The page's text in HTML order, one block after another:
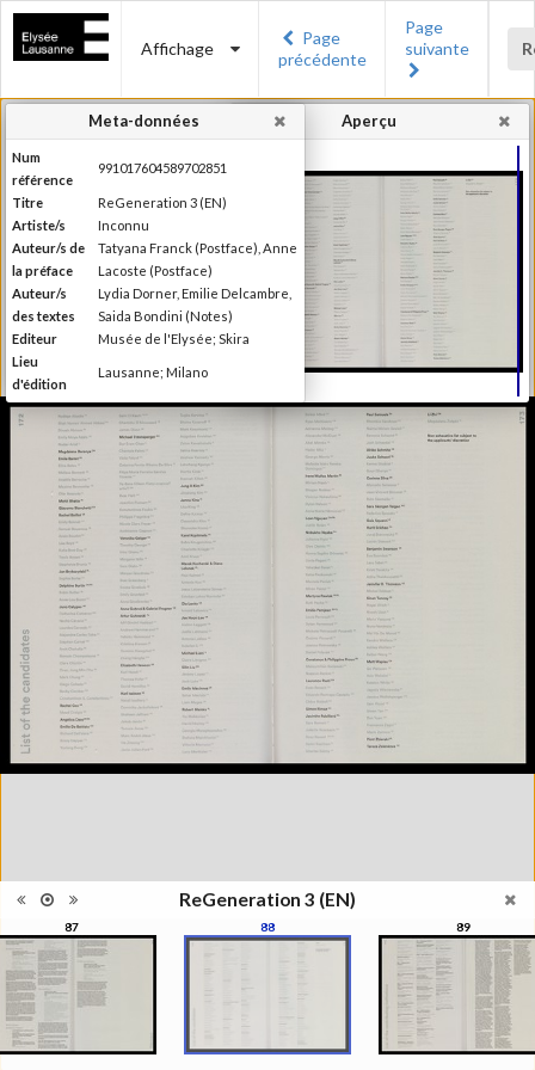
Affichage
Page
précédente
Page
suivante
ReGeneration 3 (EN)
87 88 89
Aperçu
Meta-données
Num
référence
991017604589702851
Titre
ReGeneration 3 (EN)
Artiste/s
Inconnu
Auteur/s de
la préface
Tatyana Franck (Postface), Anne
Lacoste (Postface)
Auteur/s
des textes
Lydia Dorner, Emilie Delcambre,
Saida Bondini (Notes)
Editeur
Musée de l'Elysée; Skira
Lieu
d'édition
Lausanne; Milano
Date
d'édition
2015
Information
Publié à l'occasion de
l'exposition : "reGeneration 3 :
quelles perspectives pour la
photographie ?", Musée de
l'Elysée, Lausanne, du 29 mai au
23 août 2015
Catégorie
Collections et recueils de
photographies XXIe siècle
Type de
reliure
Broché
Information
images
Couleur, Noir & Blanc
Nombre de
pages
176 pages
Format
30 x 22 cm